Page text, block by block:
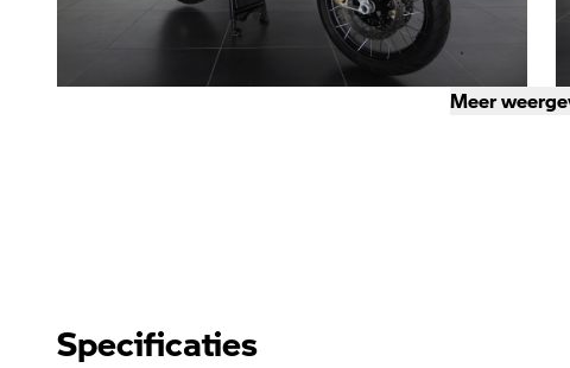
Meer
Specificaties